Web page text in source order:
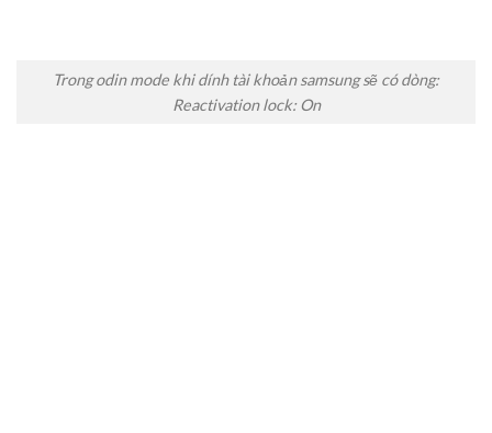
Trong odin mode khi dính tài khoản samsung sẽ có dòng:
Reactivation lock: On